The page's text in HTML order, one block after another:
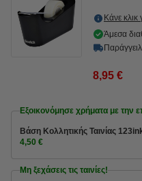
Κάνε κλικ
Άμεσα
8,95 €
Εξοικονόμησε χρήματα με την
Βάση Κολλητικής Ταινίας
4,50 €
Μη ξεχάσεις τις ταινίες!